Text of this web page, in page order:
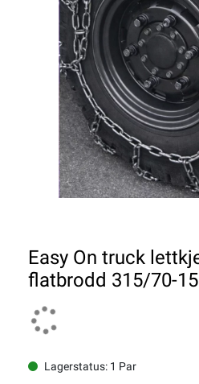
Easy On truck
flatbrodd 315/70-15
Lagerstatus: 1 Par